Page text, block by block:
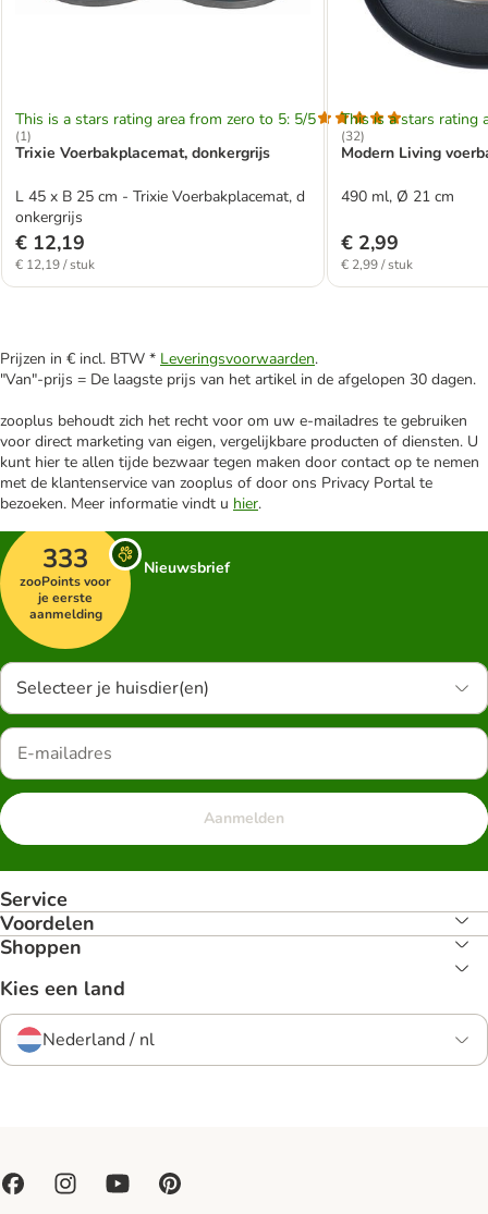
This is a stars rating area from zero to 5: 5/5
(1)
Trixie Voerbakplacemat, donkergrijs
L 45 x B 25 cm - Trixie Voerbakplacemat, d
onkergrijs
€ 12,19
€ 12,19 / stuk
This is a stars rating
(32)
Modern Living
490 ml, Ø 21 cm
€ 2,99
€ 2,99 / stuk
Prijzen in € incl. BTW * Leveringsvoorwaarden.
"Van"-prijs = De laagste prijs van het artikel in de afgelopen 30 dagen.
zooplus behoudt zich het recht voor om uw e-mailadres te gebruiken
voor direct marketing van eigen, vergelijkbare producten of diensten. U
kunt hier te allen tijde bezwaar tegen maken door contact op te nemen
met de klantenservice van zooplus of door ons Privacy Portal te
bezoeken. Meer informatie vindt u hier.
333
zooPoints voor
je eerste
aanmelding
Nieuwsbrief
Selecteer je huisdier(en)
Aanmelden
Service
Voordelen
Shoppen
Kies een land
Nederland / nl